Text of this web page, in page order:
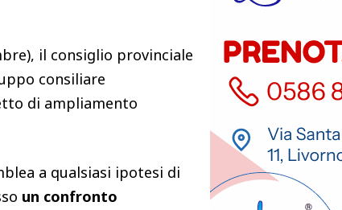
il consiglio provinciale
consiliare
di ampliamento
a qualsiasi ipotesi di
un confronto